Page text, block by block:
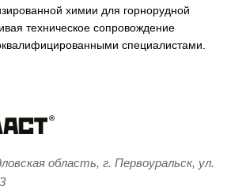
химии для горнорудной
техническое сопровождение
специалистами.
область, г. Первоуральск, ул.